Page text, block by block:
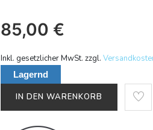
85,00 €
Inkl. gesetzlicher MwSt. zzgl.
Lagernd
IN DEN WARENKORB